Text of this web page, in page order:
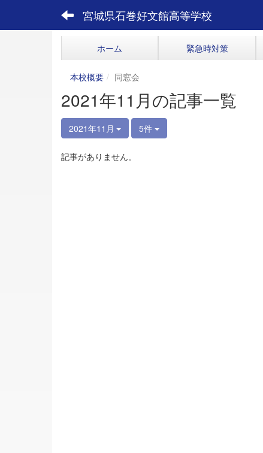
宮城県石巻好文館高等学校
ホーム 緊急時対策
本校概要 同窓会
2021年11月の記事一覧
2021年11月 5件
記事がありません。